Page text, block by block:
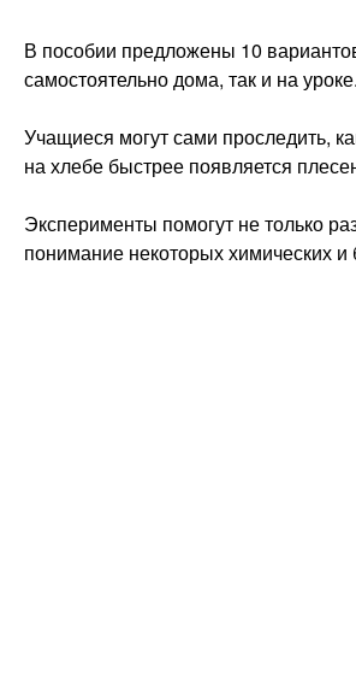
В пособии предложены 10
самостоятельно дома, так и на уроке.
Учащиеся могут сами проследить,
на хлебе быстрее появляется
Эксперименты помогут не только
понимание некоторых химических и